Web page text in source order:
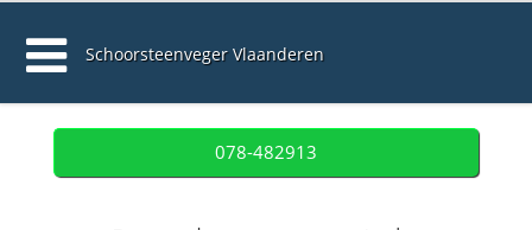
Schoorsteenveger Vlaanderen
078-482913